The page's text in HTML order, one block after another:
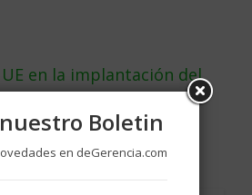
en la implantación del
Boletin
en deGerencia.com